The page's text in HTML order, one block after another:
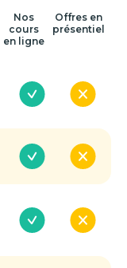
Nos
cours
en ligne
Offres en
présentiel